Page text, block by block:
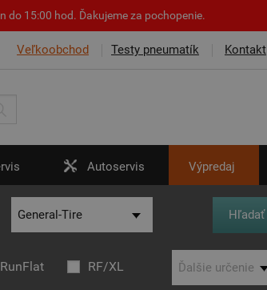
do 15:00 hod. Ďakujeme za pochopenie.
Veľkoobchod Testy pneumatík Kontakt
Autoservis Výpredaj
RunFlat RF/XL